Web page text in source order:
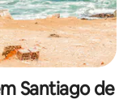
Santiago de